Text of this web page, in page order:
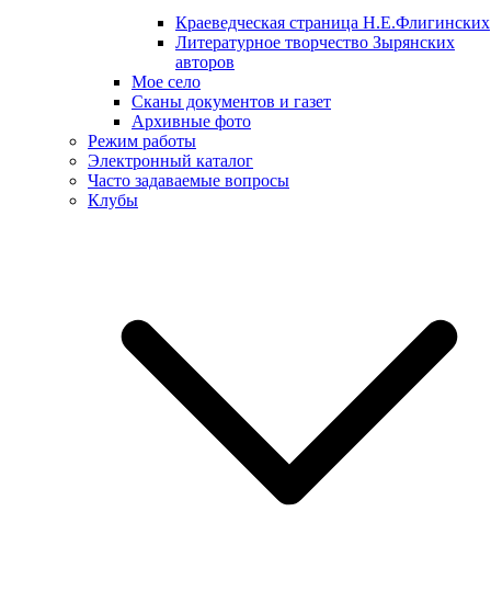
Краеведческая страница Н.Е.Флигинских
Литературное творчество Зырянских
авторов
Мое село
Сканы документов и газет
Архивные фото
Режим работы
Электронный каталог
Часто задаваемые вопросы
Клубы